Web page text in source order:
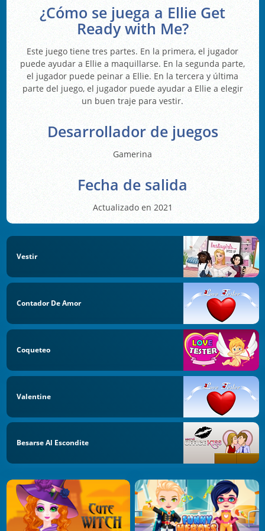
¿Cómo se juega a Ellie Get
Ready with Me?
Este juego tiene tres partes. En la primera, el jugador
puede ayudar a Ellie a maquillarse. En la segunda parte,
el jugador puede peinar a Ellie. En la tercera y última
parte del juego, el jugador puede ayudar a Ellie a elegir
un buen traje para vestir.
Desarrollador de juegos
Gamerina
Fecha de salida
Actualizado en 2021
Vestir
Contador De Amor
Coqueteo
Valentine
Besarse Al Escondite